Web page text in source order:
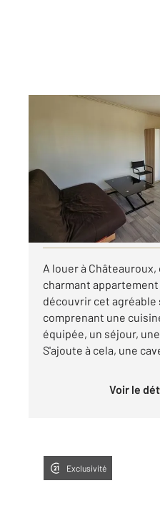
CHATEAUROUX 36
Appartement
430 €
par mois charges
Visiter le site dédié
A louer à
charmant appartement
découvrir cet agréable
comprenant une
équipée, un séjour,
S'ajoute à cela, une
Voir le
Exclusivité